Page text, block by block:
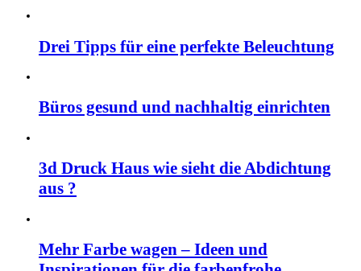
Drei Tipps für eine perfekte Beleuchtung
Büros gesund und nachhaltig einrichten
3d Druck Haus wie sieht die Abdichtung
aus ?
Mehr Farbe wagen – Ideen und